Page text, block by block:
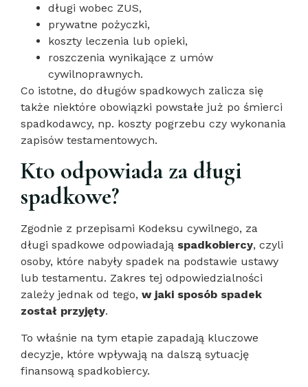
długi wobec ZUS,
prywatne pożyczki,
koszty leczenia lub opieki,
roszczenia wynikające z umów
cywilnoprawnych.
Co istotne, do długów spadkowych zalicza się
także niektóre obowiązki powstałe już po śmierci
spadkodawcy, np. koszty pogrzebu czy wykonania
zapisów testamentowych.
Kto odpowiada za długi
spadkowe?
Zgodnie z przepisami Kodeksu cywilnego, za
długi spadkowe odpowiadają spadkobiercy, czyli
osoby, które nabyły spadek na podstawie ustawy
lub testamentu. Zakres tej odpowiedzialności
zależy jednak od tego, w jaki sposób spadek
został przyjęty.
To właśnie na tym etapie zapadają kluczowe
decyzje, które wpływają na dalszą sytuację
finansową spadkobiercy.